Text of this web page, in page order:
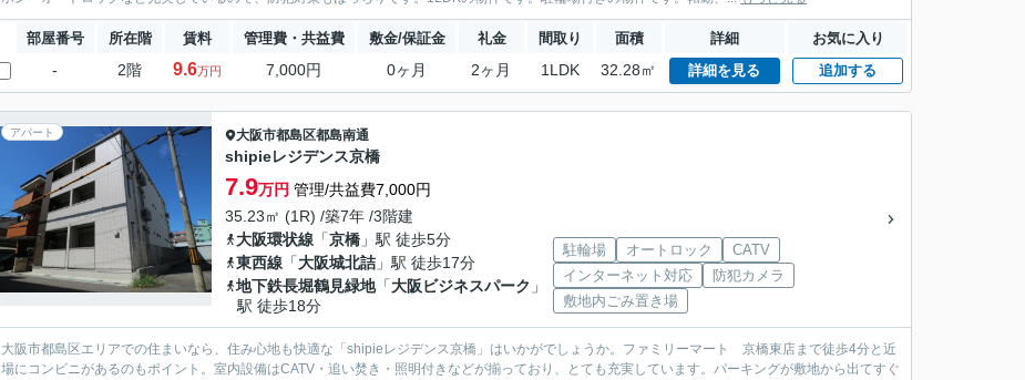
部屋番号 所在階 賃料 管理費・共益費 敷金/保証金 礼金 間取り 面積 詳細 お気に入り
- 2階 9.6万円 7,000円 0ヶ月 2ヶ月 1LDK 32.28㎡ 詳細を見る 追加する
アパート 大阪市都島区都島南通
shipieレジデンス京橋
7.9万円 管理/共益費7,000円
35.23㎡ (1R) /築7年 /3階建
大阪環状線 「京橋 」駅 徒歩5分
東西線 「大阪城北詰 」駅 徒歩17分
地下鉄長堀鶴見緑地「大阪ビジネスパーク 」
駅 徒歩18分
駐輪場 オートロック
CATV
インターネット対応
防犯カメラ
敷地内ごみ置き場
大阪市都島区エリアでの住まいなら、住み心地も快適な「shipieレジデンス京橋」はいかがでしょうか。ファミリーマート 京橋東店まで徒歩4分と近
場にコンビニがあるのもポイント。室内設備はCATV・追い焚き・照明付きなどが揃っており、とても充実しています。パーキングが敷地から出てすぐ